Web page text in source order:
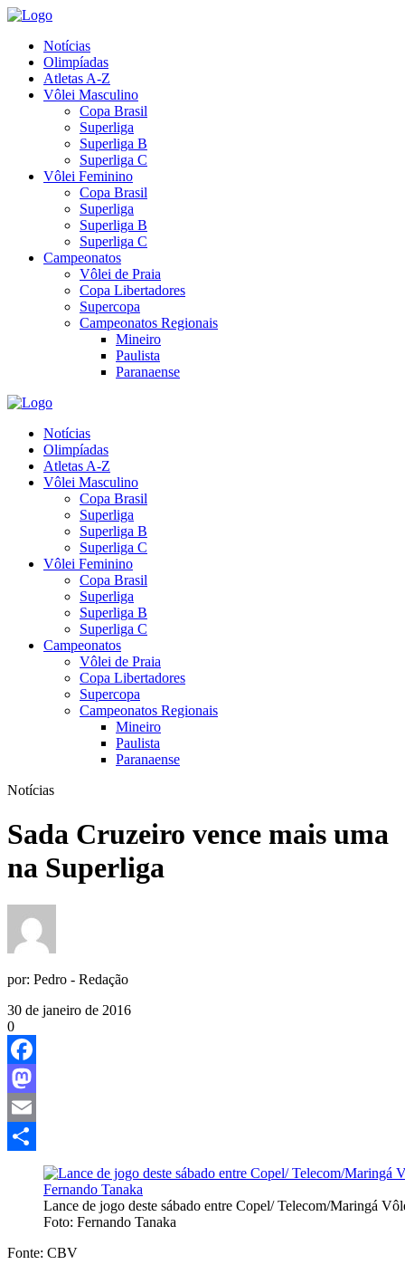
Notícias
Olimpíadas
Atletas A-Z
Vôlei Masculino
Copa Brasil
Superliga
Superliga B
Superliga C
Vôlei Feminino
Copa Brasil
Superliga
Superliga B
Superliga C
Campeonatos
Vôlei de Praia
Copa Libertadores
Supercopa
Campeonatos Regionais
Mineiro
Paulista
Paranaense
Notícias
Olimpíadas
Atletas A-Z
Vôlei Masculino
Copa Brasil
Superliga
Superliga B
Superliga C
Vôlei Feminino
Copa Brasil
Superliga
Superliga B
Superliga C
Campeonatos
Vôlei de Praia
Copa Libertadores
Supercopa
Campeonatos Regionais
Mineiro
Paulista
Paranaense
Notícias
Sada Cruzeiro vence mais uma
na Superliga
por: Pedro - Redação
30 de janeiro de 2016
0
Facebook
Mastodon
Email
Lance de jogo deste sábado entre Copel/ Telecom/Maringá
Foto: Fernando Tanaka
Fonte: CBV